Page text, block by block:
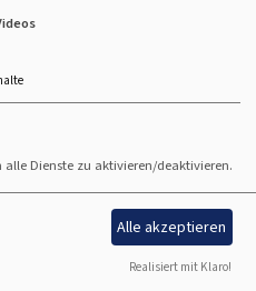
- anschließend
Dienste zu aktivieren/deaktivieren.
Alle akzeptieren
Realisiert mit Klaro!